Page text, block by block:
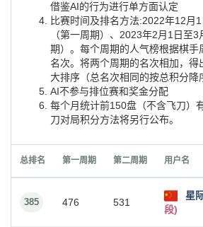
借鉴AI的行为进行单方面认定
比赛时间及排名方法:2022年12月
（第一周期）、2023年2月1日至3
期）。每个周期的人气榜根据棋手
名次。将两个周期的名次相加，得
大排序（总名次相同的按总积分降
AI不参与排位赛和奖金分配
每个月统计前150盘（不含飞刀）
刀对局积分方法将另行公布。
总排名 第一周期 第二周期 用户名
385 476 531
星
段)